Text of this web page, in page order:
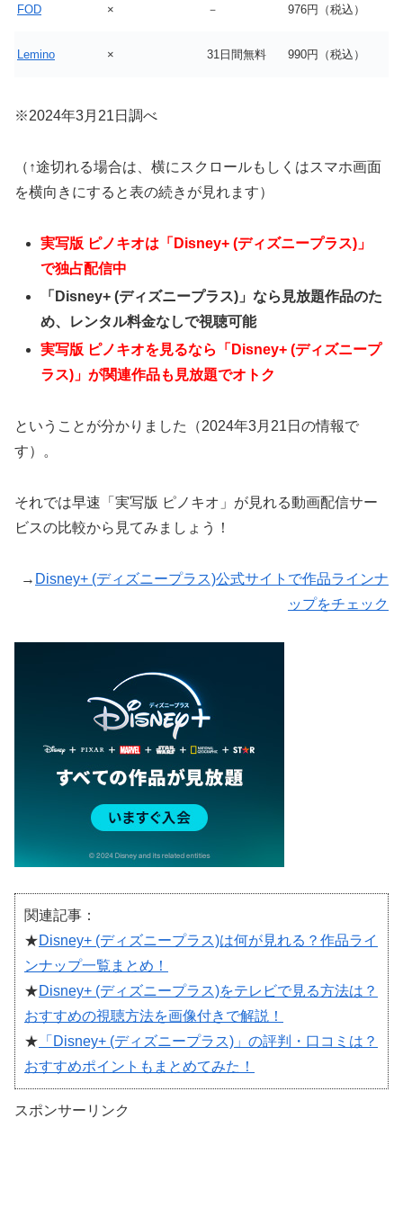
FOD × － 976円（税込）
Lemino × 31日間無料 990円（税込）
※2024年3月21日調べ
（↑途切れる場合は、横にスクロールもしくはスマホ画面
を横向きにすると表の続きが見れます）
実写版 ピノキオは「Disney+ (ディズニープラス)」
で独占配信中
「Disney+ (ディズニープラス)」なら見放題作品のた
め、レンタル料金なしで視聴可能
実写版 ピノキオを見るなら「Disney+ (ディズニープ
ラス)」が関連作品も見放題でオトク
ということが分かりました（2024年3月21日の情報で
す）。
それでは早速「実写版 ピノキオ」が見れる動画配信サー
ビスの比較から見てみましょう！
→ Disney+ (ディズニープラス)公式サイトで作品ラインナ
ップをチェック
関連記事：
★Disney+ (ディズニープラス)は何が見れる？作品ライ
ンナップ一覧まとめ！
★Disney+ (ディズニープラス)をテレビで見る方法は？
おすすめの視聴方法を画像付きで解説！
★ 「Disney+ (ディズニープラス)」の評判・口コミは？
おすすめポイントもまとめてみた！
スポンサーリンク